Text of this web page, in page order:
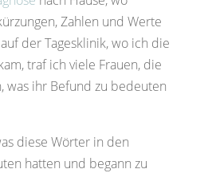
Zahlen und Werte
der Tagesklinik, wo ich die
traf ich viele Frauen, die
was ihr Befund zu bedeuten
diese Wörter in den
hatten und begann zu